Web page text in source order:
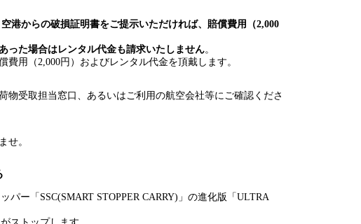
空港からの破損証明書をご提示いただければ、賠償費用（2,000
った場合はレンタル代金も請求いたしません。
費用（2,000円）およびレンタル代金を頂戴します。
物受取担当窓口、あるいはご利用の航空会社等にご確認くださ
せ。
パー「SSC(SMART STOPPER CARRY)」の進化版「ULTRA